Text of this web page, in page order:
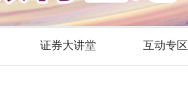
证券大讲堂 互动专区